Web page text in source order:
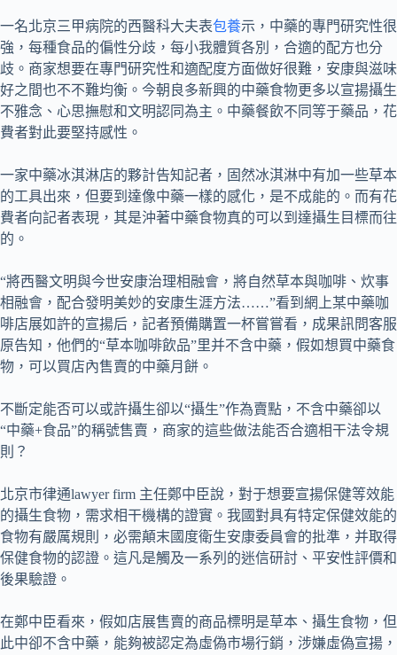
一名北京三甲病院的西醫科大夫表包養示，中藥的專門研究性很
強，每種食品的偏性分歧，每小我體質各別，合適的配方也分
歧。商家想要在專門研究性和適配度方面做好很難，安康與滋味
好之間也不不難均衡。今朝良多新興的中藥食物更多以宣揚攝生
不雅念、心思撫慰和文明認同為主。中藥餐飲不同等于藥品，花
費者對此要堅持感性。
一家中藥冰淇淋店的夥計告知記者，固然冰淇淋中有加一些草本
的工具出來，但要到達像中藥一樣的感化，是不成能的。而有花
費者向記者表現，其是沖著中藥食物真的可以到達攝生目標而往
的。
“將西醫文明與今世安康治理相融會，將自然草本與咖啡、炊事
相融會，配合發明美妙的安康生涯方法……”看到網上某中藥咖
啡店展如許的宣揚后，記者預備購置一杯嘗嘗看，成果訊問客服
原告知，他們的“草本咖啡飲品”里并不含中藥，假如想買中藥食
物，可以買店內售賣的中藥月餅。
不斷定能否可以或許攝生卻以“攝生”作為賣點，不含中藥卻以
“中藥+食品”的稱號售賣，商家的這些做法能否合適相干法令規
則？
北京市律通lawyer firm 主任鄭中臣說，對于想要宣揚保健等效能
的攝生食物，需求相干機構的證實。我國對具有特定保健效能的
食物有嚴厲規則，必需顛末國度衛生安康委員會的批準，并取得
保健食物的認證。這凡是觸及一系列的迷信研討、平安性評價和
後果驗證。
在鄭中臣看來，假如店展售賣的商品標明是草本、攝生食物，但
此中卻不含中藥，能夠被認定為虛偽市場行銷，涉嫌虛偽宣揚，